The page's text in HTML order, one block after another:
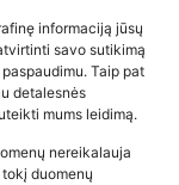
informaciją jūsų
savo sutikimą
Taip pat
detalesnės
mums leidimą.
nereikalauja
duomenų